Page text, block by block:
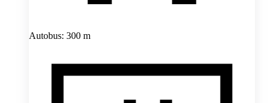
Autobus: 300 m